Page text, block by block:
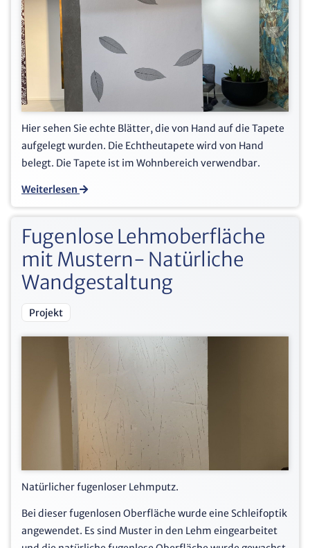
Hier sehen Sie echte Blätter, die von Hand auf die Tapete
aufgelegt wurden. Die Echtheutapete wird von Hand
belegt. Die Tapete ist im Wohnbereich verwendbar.
Weiterlesen
Fugenlose Lehmoberfläche
mit Mustern- Natürliche
Wandgestaltung
Projekt
Natürlicher fugenloser Lehmputz.
Bei dieser fugenlosen Oberfläche wurde eine Schleifoptik
angewendet. Es sind Muster in den Lehm eingearbeitet